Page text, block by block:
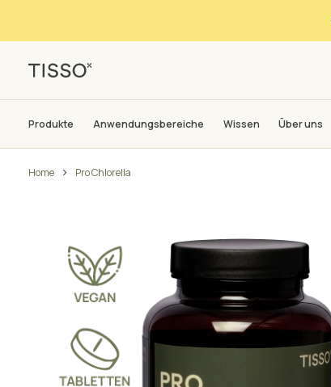
Produkte Anwendungsbereiche Wissen Über uns
Home Pro Chlorella